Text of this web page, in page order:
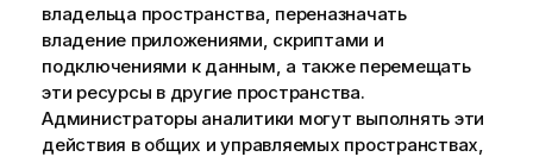
владельца пространства, переназначать
владение приложениями, скриптами и
подключениями к данным, а также перемещать
эти ресурсы в другие пространства.
Администраторы аналитики могут выполнять эти
действия в общих и управляемых пространствах,